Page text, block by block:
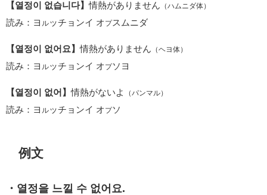
【열정이 없습니다】情熱がありません （ハムニダ体）
読み：ヨ ルッチョンイ オプスムニダ
【열정이 없어요】情熱がありません （ヘヨ体）
読み：ヨ ルッチョンイ オプソヨ
【열정이 없어】情熱がないよ （パンマル）
読み：ヨ ルッチョンイ オプソ
例文
・열정을 느낄 수 없어요.